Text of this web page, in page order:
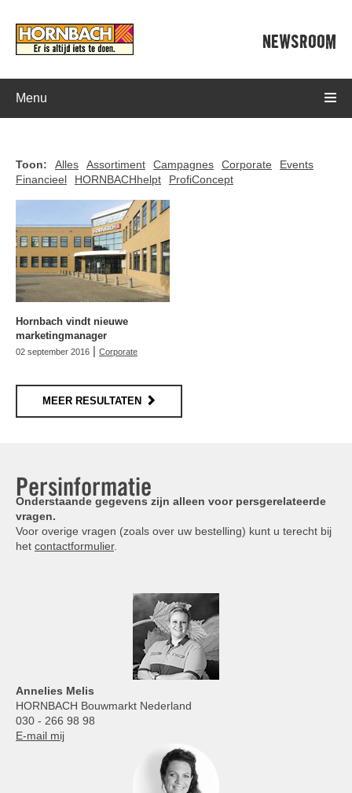
NEWSROOM
Menu
Toon: Alles Assortiment Campagnes Corporate
Events
Financieel
HORNBACHhelpt ProfiConcept
Hornbach vindt nieuwe
marketingmanager
02 september 2016 | Corporate
MEER RESULTATEN
Persinformatie
Onderstaande gegevens zijn alleen voor persgerelateerde
vragen.
Voor overige vragen (zoals over uw bestelling) kunt u terecht bij
het contactformulier.
Annelies Melis
HORNBACH Bouwmarkt Nederland
030 - 266 98 98
E-mail mij